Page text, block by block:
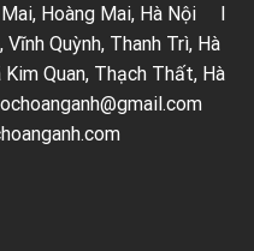
Hoàng Mai, Hà Nội I
Vĩnh Quỳnh, Thanh Trì, Hà
Kim Quan, Thạch Thất, Hà